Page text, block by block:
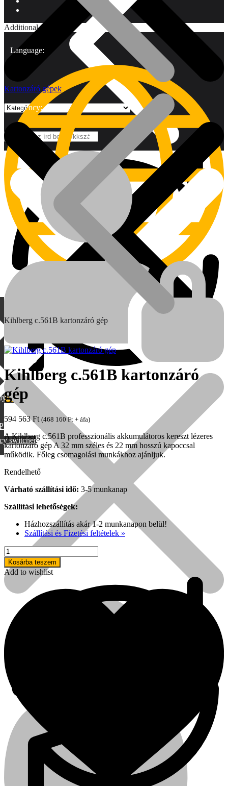
Márkák
MAX
Additional
Language:
Currency:
switcher
Kartonzáró gépek
Kihlberg c.561B kartonzáró gép
Kihlberg c.561B kartonzáró
gép
594 563Ft (468 160Ft + áfa)
A Kihlberg c.561B professzionális akkumulátoros kereszt lézeres
kartonzáró gép A 32 mm széles és 22 mm hosszú kapoccsal
működik. Főleg csomagolási munkákhoz ajánljuk.
Rendelhető
Várható szállítási idő: 3-5 munkanap
Szállítási lehetőségek:
Házhozszállítás akár 1-2 munkanapon belül!
Szállítási és Fizetési feltételek »
Kihlberg
c.561B
kartonzáró
gép
mennyiség
Kosárba teszem
Add to wishlist